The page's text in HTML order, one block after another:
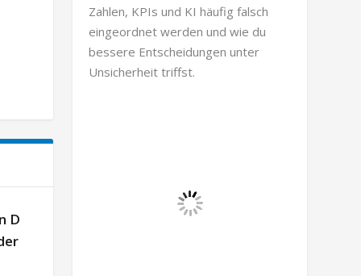
D
Zahlen, KPIs und KI häufig falsch
eingeordnet werden und wie du
bessere Entscheidungen unter
Unsicherheit triffst.